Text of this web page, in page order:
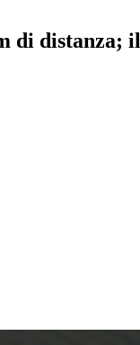
di distanza; il